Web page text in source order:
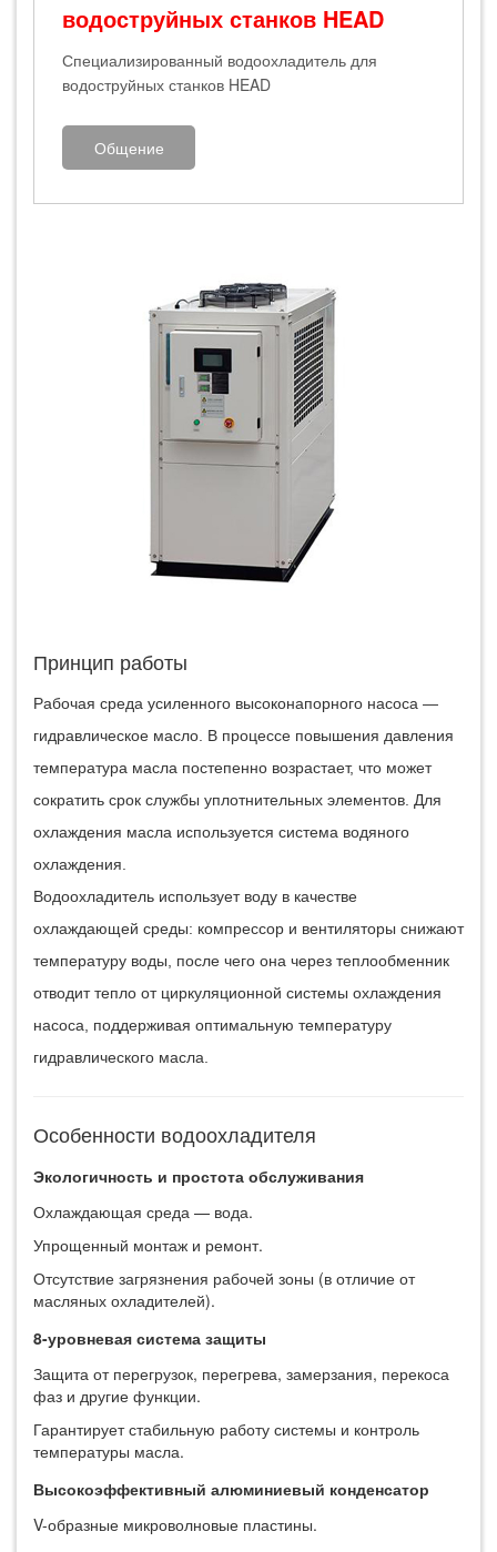
водоструйных станков HEAD
Специализированный водоохладитель для
водоструйных станков HEAD
Общение
Принцип работы
Рабочая среда усиленного высоконапорного насоса —
гидравлическое масло. В процессе повышения давления
температура масла постепенно возрастает, что может
сократить срок службы уплотнительных элементов. Для
охлаждения масла используется система водяного
охлаждения.
Водоохладитель использует воду в качестве
охлаждающей среды: компрессор и вентиляторы снижают
температуру воды, после чего она через теплообменник
отводит тепло от циркуляционной системы охлаждения
насоса, поддерживая оптимальную температуру
гидравлического масла.
Особенности водоохладителя
Экологичность и простота обслуживания
Охлаждающая среда — вода.
Упрощенный монтаж и ремонт.
Отсутствие загрязнения рабочей зоны (в отличие от
масляных охладителей).
8-уровневая система защиты
Защита от перегрузок, перегрева, замерзания, перекоса
фаз и другие функции.
Гарантирует стабильную работу системы и контроль
температуры масла.
Высокоэффективный алюминиевый конденсатор
V-образные микроволновые пластины.